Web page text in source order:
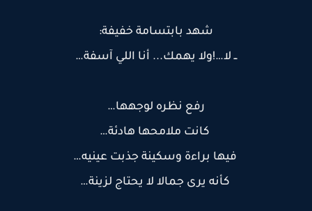
شهد بابتسامة خفيفة:
ــ لا…!ولا يهمك... أنا اللي آسفة…
رفع نظره لوجهها…
كانت ملامحها هادئة…
فيها براءة وسكينة جذبت عينيه…
كأنه يرى جمالا لا يحتاج لزينة…